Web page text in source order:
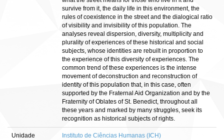
survive from it, the daily life in this environment, the
rules of coexistence in the street and the dialogical ratio
of visibility and invisibility of this population. The
analyses reveal dispersion, diversity, multiplicity and
plurality of experiences of these historical and social
subjects, whose identities are rebuilt in proportion to
the experience of this diversity of experiences. The
common trend of these experiences is the intense
movement of deconstruction and reconstruction of
identity of this population that, in this case, often
supported by the Fraternal Aid Organization and by the
Fraternity of Oblates of St. Benedict, throughout all
these years and marked by many struggles, seek its
recognition as historical subjects of rights.
Unidade
Instituto de Ciências Humanas (ICH)